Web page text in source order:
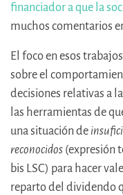
financiador a que la
muchos comentarios
El foco en esos
sobre el
decisiones relativas a
las herramientas de
una situación de
reconocidos (expresión
bis LSC) para hacer
reparto del dividendo